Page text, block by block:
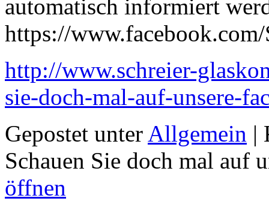
automatisch informiert
https://
http://www.schreier-
sie-doch-mal-auf-unsere-
Gepostet unter Allgemein |
Schauen Sie doch mal auf
öffnen